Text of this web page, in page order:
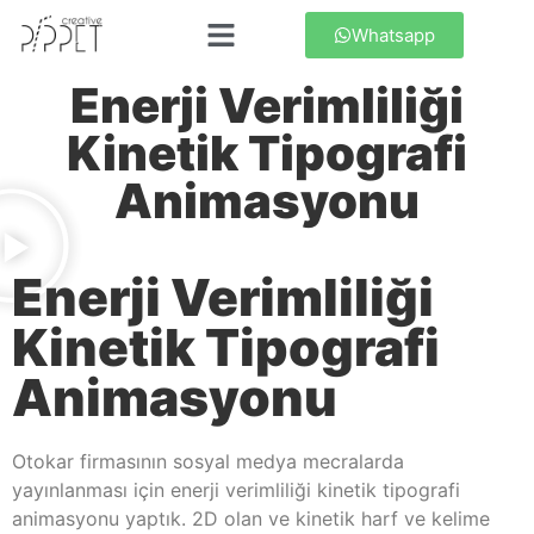
Whatsapp
Enerji Verimliliği
Kinetik Tipografi
Animasyonu
Enerji Verimliliği
Kinetik Tipografi
Animasyonu
Otokar firmasının sosyal medya mecralarda
yayınlanması için enerji verimliliği kinetik tipografi
animasyonu yaptık. 2D olan ve kinetik harf ve kelime